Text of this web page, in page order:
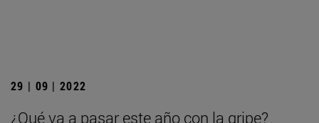
29 | 09 | 2022
¿Qué va a pasar este año con la gripe?